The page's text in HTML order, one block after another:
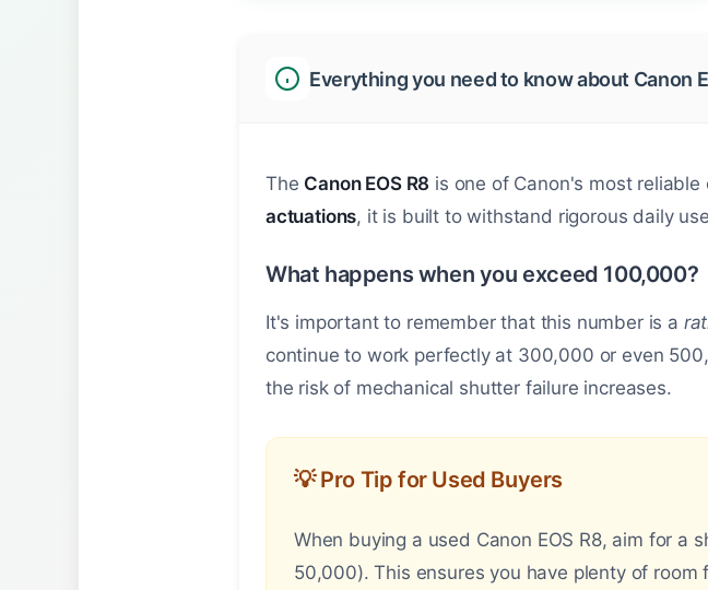
Everything you need to know about Canon
The Canon EOS R8 is one of Canon's most
actuations, it is built to withstand rigorous daily
What happens when you exceed 100,000?
It's important to remember that this number is a
continue to work perfectly at 300,000 or even
the risk of mechanical shutter failure increases.
💡 Pro Tip for Used Buyers
When buying a used Canon EOS R8, aim for
50,000). This ensures you have plenty of room